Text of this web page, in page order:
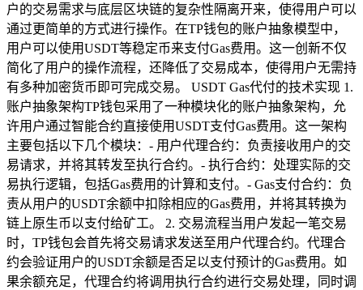
户的交易需求与底层区块链的复杂性隔离开来，使得用户可以
通过更简单的方式进行操作。在TP钱包的账户抽象模型中，
用户可以使用USDT等稳定币来支付Gas费用。这一创新不仅
简化了用户的操作流程，还降低了交易成本，使得用户无需持
有多种加密货币即可完成交易。 USDT Gas代付的技术实现 1.
账户抽象架构TP钱包采用了一种模块化的账户抽象架构，允
许用户通过智能合约直接使用USDT支付Gas费用。这一架构
主要包括以下几个模块：- 用户代理合约：负责接收用户的交
易请求，并将其转发至执行合约。- 执行合约：处理实际的交
易执行逻辑，包括Gas费用的计算和支付。- Gas支付合约：负
责从用户的USDT余额中扣除相应的Gas费用，并将其转换为
链上原生币以支付给矿工。 2. 交易流程当用户发起一笔交易
时，TP钱包会首先将交易请求发送至用户代理合约。代理合
约会验证用户的USDT余额是否足以支付预计的Gas费用。如
果余额充足，代理合约将调用执行合约进行交易处理，同时调